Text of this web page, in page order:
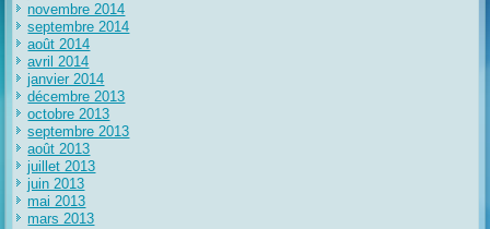
novembre 2014
septembre 2014
août 2014
avril 2014
janvier 2014
décembre 2013
octobre 2013
septembre 2013
août 2013
juillet 2013
juin 2013
mai 2013
mars 2013